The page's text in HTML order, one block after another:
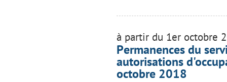
à partir du 1er octobre
Permanences du
autorisations
octobre 2018